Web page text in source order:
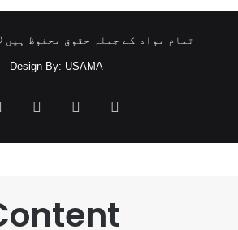
تمام مواد کے جملہ حقوق محفوظ ہیں © 2023 پل پل
Design By: USAMA
FacebookTwitter YouTube